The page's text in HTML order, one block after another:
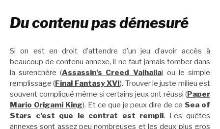
Du contenu pas démesuré
Si on est en droit d’attendre d’un jeu d’avoir accès à
beaucoup de contenu annexe, il ne faut jamais tomber dans
la surenchère (Assassin’s Creed Valhalla) ou le simple
remplissage (Final Fantasy XVI). Trouver le juste milieu est
souvent compliqué même si certains jeux ont réussi (Paper
Mario Origami King). Et ce que je peux dire de ce Sea of
Stars c’est que le contrat est rempli. Les quêtes
annexes sont assez peu nombreuses et les deux plus gros